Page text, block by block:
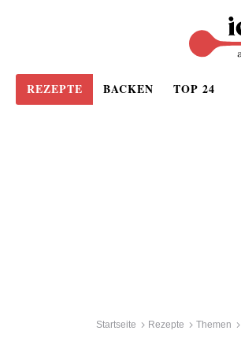
REZEPTE BACKEN TOP 24
Startseite Rezepte Themen